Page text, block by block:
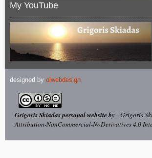
My YouTube
designed by olwebdesign
Grigoris Skiadas personal website by
Grigoris
Attribution-NonCommercial-NoDerivatives 4.0